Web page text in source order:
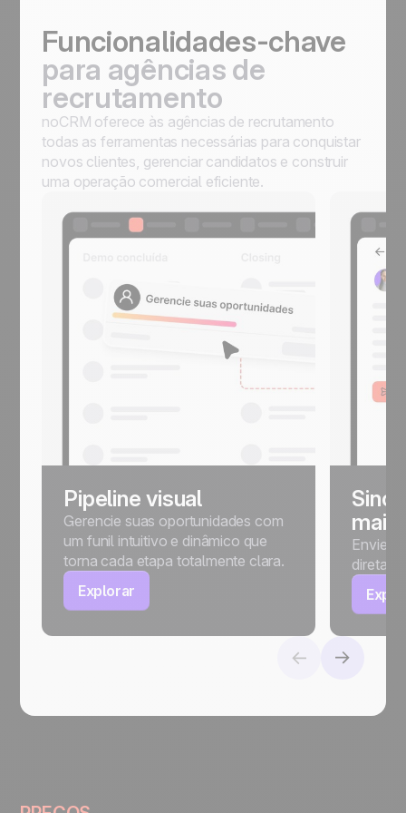
Funcionalidades-chave
para agências de
recrutamento
noCRM oferece às agências de recrutamento
todas as ferramentas necessárias para conquistar
novos clientes, gerenciar candidatos e construir
uma operação comercial eficiente.
Pipeline visual
Gerencie suas oportunidades com
um funil intuitivo e dinâmico que
torna cada etapa totalmente clara.
Explorar
mail
Envie,